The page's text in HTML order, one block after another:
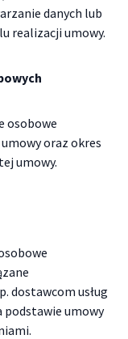
danych lub
realizacji umowy.
osobowe
oraz okres
umowy.
dostawcom usług
podstawie umowy